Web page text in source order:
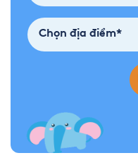
Chọn địa điểm*